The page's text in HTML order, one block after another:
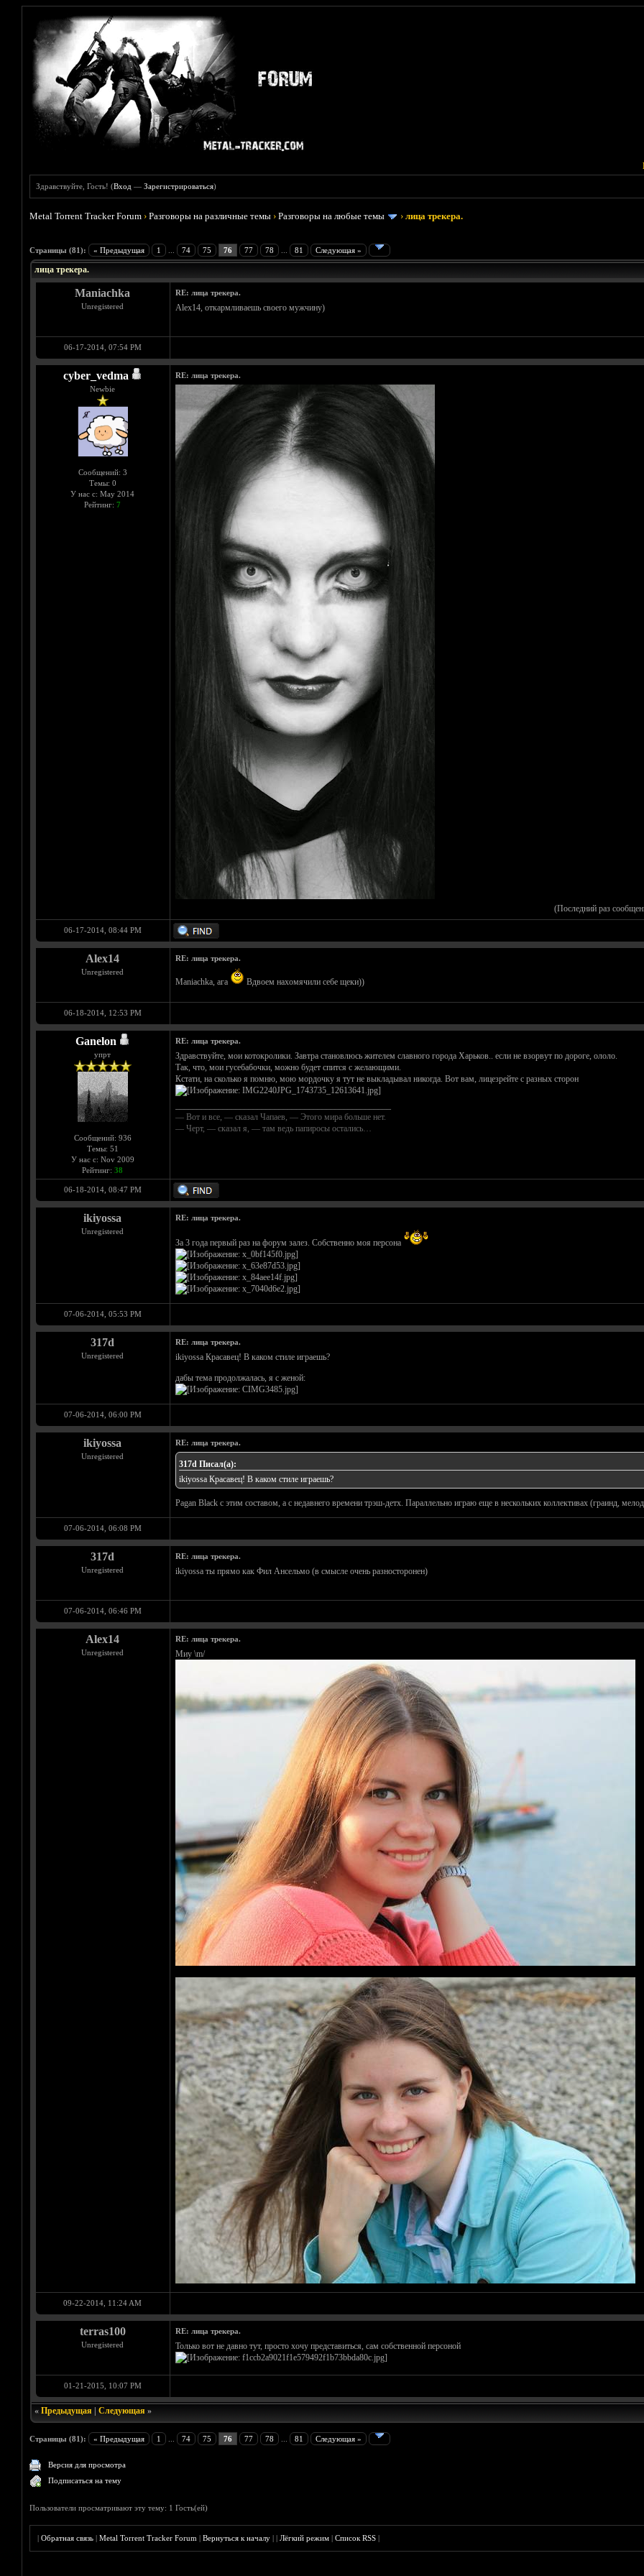
Здравствуйте, Гость! (Вход —Зарегистрироваться)
Metal Torrent Tracker Forum ›Разговоры на различные темы ›Разговоры на любые темы ›лица трекера.
Страницы (81): « Предыдущая 1 74 75 76 77 78 81 Следующая »
Голосов: 9 - Средняя оценка: 4.78
1
2
3
4
5
лица трекера.
Maniachka
Unregistered
RE: лица трекера.
Alex14, откармливаешь своего мужчину)
06-17-2014, 07:54 PM
cyber_vedma
Newbie
Сообщений: 3
Темы: 0
У нас с: May 2014
Рейтинг: 7
RE: лица трекера.
(Последний раз
06-17-2014, 08:44 PM
Alex14
Unregistered
RE: лица трекера.
Maniachka, ага Вдвоем нахомячили себе щеки))
06-18-2014, 12:53 PM
Ganelon
упрт
Сообщений: 936
Темы: 51
У нас с: Nov 2009
Рейтинг: 38
RE: лица трекера.
Здравствуйте, мои котокролики. Завтра становлюсь жителем славного города Харьков.. если не взорвут по дороге, ололо.
Так, что, мои гусебабочки, можно будет спится с желающими.
Кстати, на сколько я помню, мою мордочку я тут не выкладывал никогда. Вот вам, лицезрейте с разных сторон
— Вот и все, — сказал Чапаев, — Этого мира больше нет.
— Черт, — сказал я, — там ведь папиросы остались…
06-18-2014, 08:47 PM
ikiyossa
Unregistered
RE: лица трекера.
За 3 года первый раз на форум залез. Собственно моя персона
07-06-2014, 05:53 PM
317d
Unregistered
RE: лица трекера.
ikiyossa Красавец! В каком стиле играешь?
дабы тема продолжалась, я с женой:
07-06-2014, 06:00 PM
ikiyossa
Unregistered
RE: лица трекера.
317d Писал(а):
ikiyossa Красавец! В каком стиле играешь?
Pagan Black с этим составом, а с недавнего времени трэш-детх. Параллельно играю еще в нескольких коллективах (граинд,
07-06-2014, 06:08 PM
317d
Unregistered
RE: лица трекера.
ikiyossa ты прямо как Фил Ансельмо (в смысле очень разносторонен)
07-06-2014, 06:46 PM
Alex14
Unregistered
RE: лица трекера.
Миу \m/
09-22-2014, 11:24 AM
terras100
Unregistered
RE: лица трекера.
Только вот не давно тут, просто хочу представиться, сам собственной персоной
01-21-2015, 10:07 PM
« Предыдущая| Следующая»
Страницы (81): « Предыдущая 1 74 75 76 77 78 81 Следующая »
Версия для просмотра
Подписаться на тему
Пользователи просматривают эту тему: 1 Гость(ей)
|Обратная связь |Metal Torrent Tracker Forum |Вернуться к началу ||Лёгкий режим |Список RSS |